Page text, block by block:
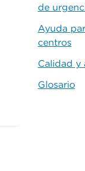
de
Ayuda
centros
Calidad y
Glosario